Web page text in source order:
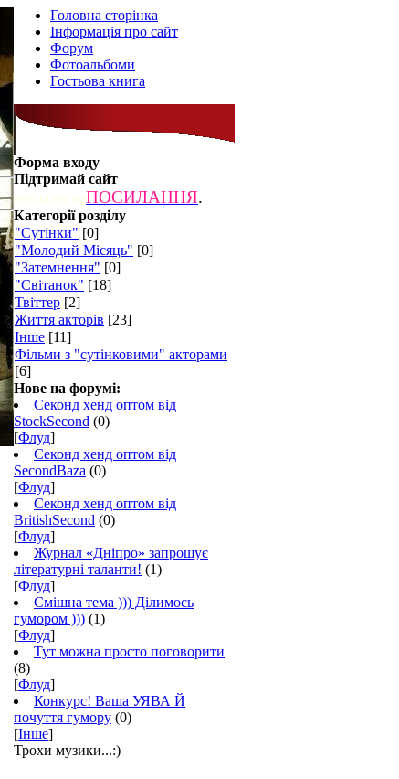
Головна сторінка
Інформація про сайт
Форум
Фотоальбоми
Гостьова книга
Форма входу
Підтримай сайт
натисни наПОСИЛАННЯ.
Категорії розділу
"Сутінки" [0]
"Молодий Місяць" [0]
"Затемнення" [0]
"Світанок" [18]
Твіттер [2]
Життя акторів [23]
Інше [11]
Фільми з "сутінковими" акторами
[6]
Нове на форумі:
Секонд хенд оптом від
StockSecond (0)
[Флуд]
Секонд хенд оптом від
SecondBaza (0)
[Флуд]
Секонд хенд оптом від
BritishSecond (0)
[Флуд]
Журнал «Дніпро» запрошує
літературні таланти! (1)
[Флуд]
Смішна тема ))) Ділимось
гумором ))) (1)
[Флуд]
Тут можна просто поговорити
(8)
[Флуд]
Конкурс! Ваша УЯВА Й
почуття гумору (0)
[Інше]
Трохи музики...:)